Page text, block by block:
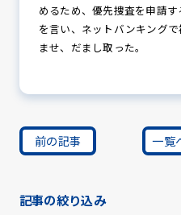
防犯協力
めるため、優先捜査を申請
を言い、ネットバンキング
ませ、だまし取った。
前の記事 一覧
記事の絞り込み